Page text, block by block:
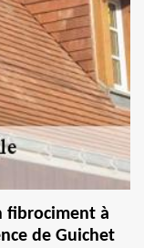
fibrociment à
de Guichet